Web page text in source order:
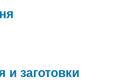
и заготовки